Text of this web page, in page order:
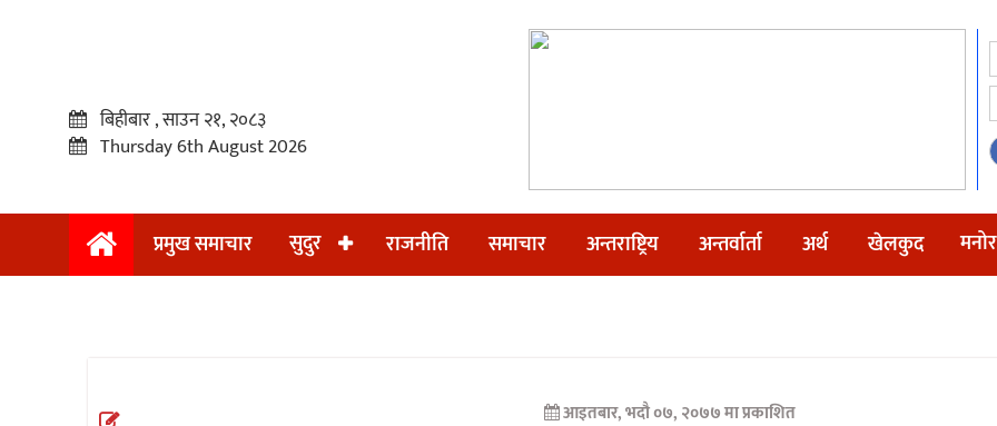
प्रमुख
बिहीबार , साउन २१, २०८३
Thursday 6th August 2026
प्रमुख समाचार सुदुर राजनीति समाचार अन्तराष्ट्रिय अन्तर्वार्ता अर्थ खेलकुद
आइतबार, भदौ ०७, २०७७ मा प्रकाशित